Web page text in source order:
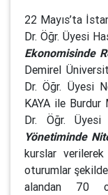
22 Mayıs’ta
Dr. Öğr. Üyesi
Ekonomisinde
Demirel
Dr. Öğr. Üyesi
KAYA ile Burdur
Dr. Öğr.
Yönetiminde
kurslar
oturumlar
alandan 70